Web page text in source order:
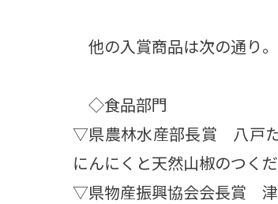
他の入賞商品は次の通り。
◇食品部門
▽県農林水産部長賞 八戸
にんにくと天然山椒のつく
▽県物産振興協会会長賞